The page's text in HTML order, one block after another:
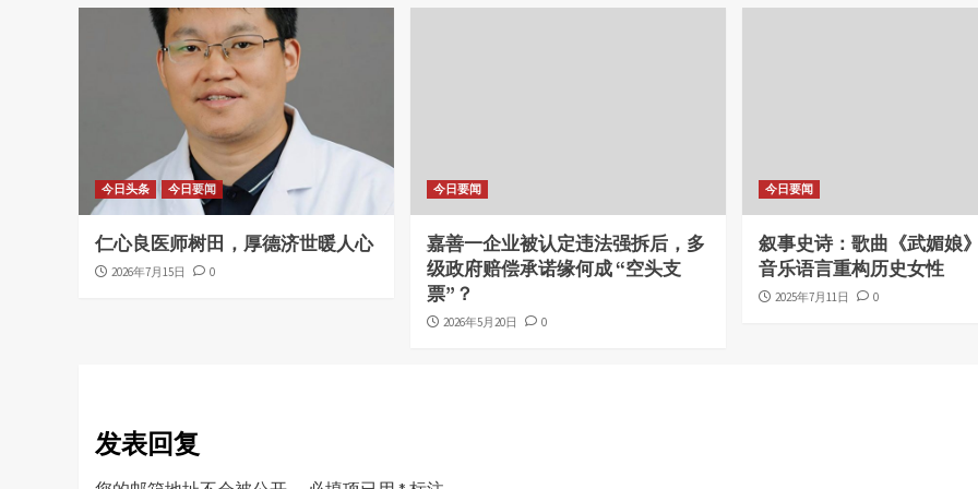
今日头条 今日要闻
仁心良医师树田，厚德济世暖人心
2026年7月15日 0
今日要闻
嘉善一企业被认定违法强拆后，多
级政府赔偿承诺缘何成 “空头支
票”？
2026年5月20日 0
今日要闻
叙事史诗：歌曲《武媚娘
音乐语言重构历史女性
2025年7月11日 0
发表回复